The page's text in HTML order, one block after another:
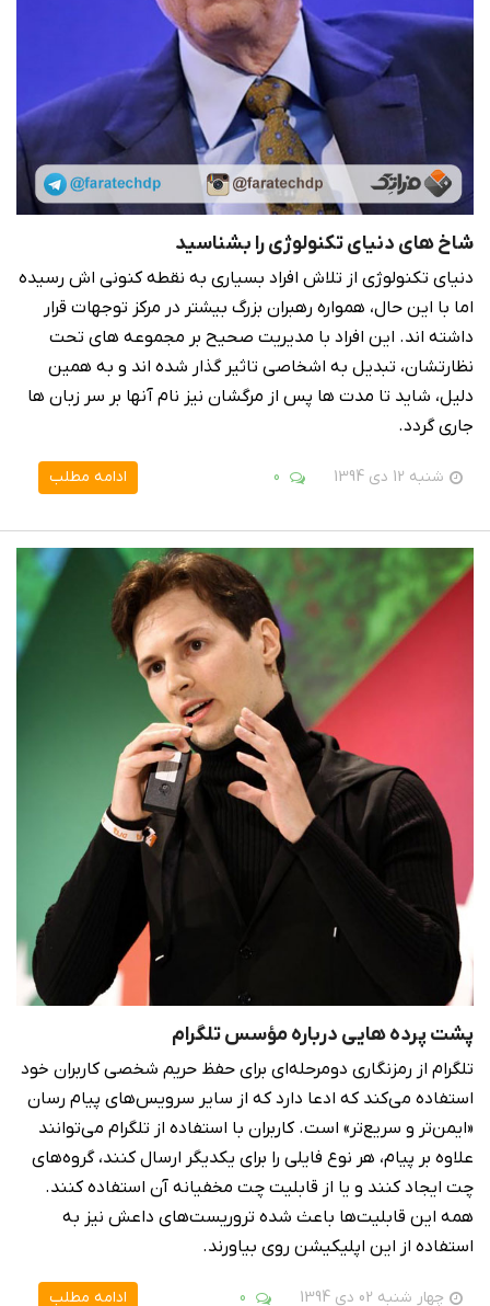
شاخ های دنیای تکنولوژی را بشناسید
دنیای تکنولوژی از تلاش افراد بسیاری به نقطه کنونی اش رسیده
اما با این حال، همواره رهبران بزرگ بیشتر در مرکز توجهات قرار
داشته اند. این افراد با مدیریت صحیح بر مجموعه های تحت
نظارتشان، تبدیل به اشخاصی تاثیر گذار شده اند و به همین
دلیل، شاید تا مدت ها پس از مرگشان نیز نام آنها بر سر زبان ها
جاری گردد.
شنبه 12 دی 1394 0 ادامه مطلب
پشت پرده هایی درباره مؤسس تلگرام
تلگرام از رمزنگاری دومرحله‌ای برای حفظ حریم شخصی کاربران خود
استفاده می‌کند که ادعا دارد که از سایر سرویس‌های پیام رسان
«ایمن‌تر و سریع‌تر» است. کاربران با استفاده از تلگرام می‌توانند
علاوه بر پیام، هر نوع فایلی را برای یکدیگر ارسال کنند، گروه‌های
چت ایجاد کنند و یا از قابلیت چت مخفیانه آن استفاده کنند.
همه این قابلیت‌ها باعث شده تروریست‌های داعش نیز به
استفاده از این اپلیکیشن روی بیاورند.
چهار شنبه 02 دی 1394 0 ادامه مطلب